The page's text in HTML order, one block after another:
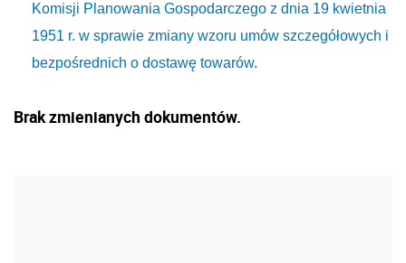
Komisji Planowania Gospodarczego z dnia 19 kwietnia
1951 r. w sprawie zmiany wzoru umów szczegółowych i
bezpośrednich o dostawę towarów.
Brak zmienianych dokumentów.